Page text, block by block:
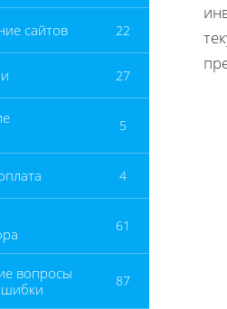
сайтов 22
27
5
4
61
вопросы
87